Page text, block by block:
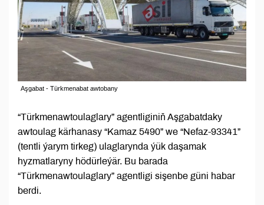
Aşgabat - Türkmenabat awtobany
“Türkmenawtoulaglary” agentliginiň Aşgabatdaky
awtoulag kärhanasy “Kamaz 5490” we “Nefaz-93341”
(tentli ýarym tirkeg) ulaglarynda ýük daşamak
hyzmatlaryny hödürleýär. Bu barada
“Türkmenawtoulaglary” agentligi sişenbe güni habar
berdi.